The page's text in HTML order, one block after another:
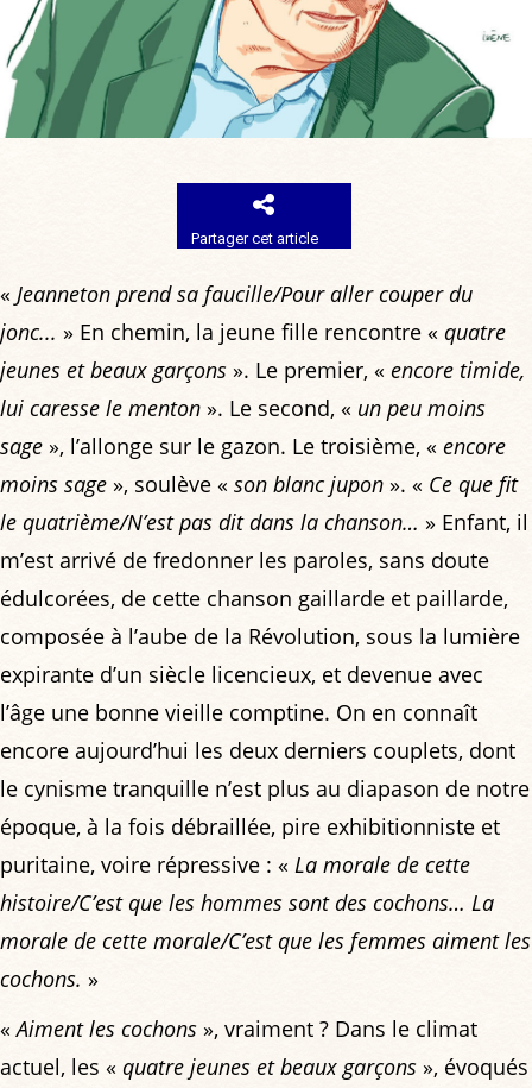
Partager cet article
« Jeanneton prend sa faucille/Pour aller couper du
jonc... » En chemin, la jeune fille rencontre « quatre
jeunes et beaux garçons ». Le premier, « encore timide,
lui caresse le menton ». Le second, « un peu moins
sage », l’allonge sur le gazon. Le troisième, « encore
moins sage », soulève « son blanc jupon ». « Ce que fit
le quatrième/N’est pas dit dans la chanson… » Enfant, il
m’est arrivé de fredonner les paroles, sans doute
édulcorées, de cette chanson gaillarde et paillarde,
composée à l’aube de la Révolution, sous la lumière
expirante d’un siècle licencieux, et devenue avec
l’âge une bonne vieille comptine. On en connaît
encore aujourd’hui les deux derniers couplets, dont
le cynisme tranquille n’est plus au diapason de notre
époque, à la fois débraillée, pire exhibitionniste et
puritaine, voire répressive : « La morale de cette
histoire/C’est que les hommes sont des cochons… La
morale de cette morale/C’est que les femmes aiment les
cochons. »
«Aiment les cochons », vraiment ? Dans le climat
actuel, les « quatre jeunes et beaux garçons », évoqués